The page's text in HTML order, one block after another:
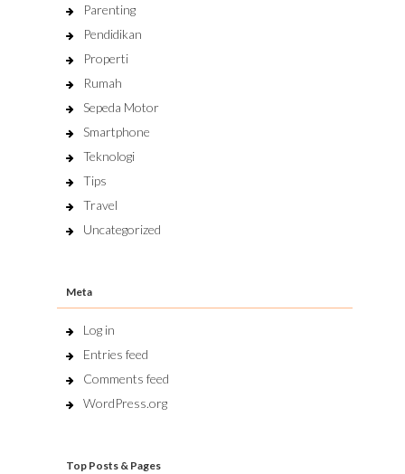
Parenting
Pendidikan
Properti
Rumah
Sepeda Motor
Smartphone
Teknologi
Tips
Travel
Uncategorized
Meta
Log in
Entries feed
Comments feed
WordPress.org
Top Posts & Pages